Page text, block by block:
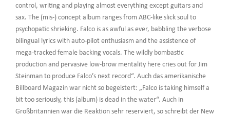
control, writing and playing almost everything except guitars and
sax. The (mis-) concept album ranges from ABC-like slick soul to
psychopatic shrieking. Falco is as awful as ever, babbling the verbose
bilingual lyrics with auto-pilot enthusiasm and the assistence of
mega-tracked female backing vocals. The wildly bombastic
production and pervasive low-brow mentality here cries out for Jim
Steinman to produce Falco’s next record“. Auch das amerikanische
Billboard Magazin war nicht so begeistert: „Falco is taking himself a
bit too seriously, this (album) is dead in the water“. Auch in
Großbritannien war die Reaktion sehr reserviert, so schreibt der New